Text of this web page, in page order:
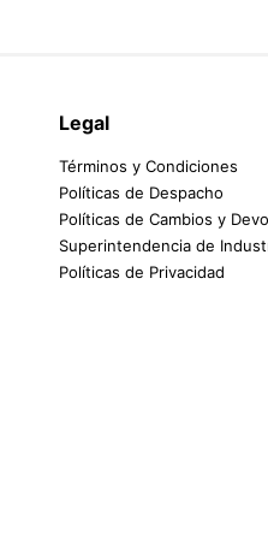
Legal
Términos y Condiciones
Políticas de Despacho
Políticas de Cambios y
Superintendencia de
Políticas de Privacidad